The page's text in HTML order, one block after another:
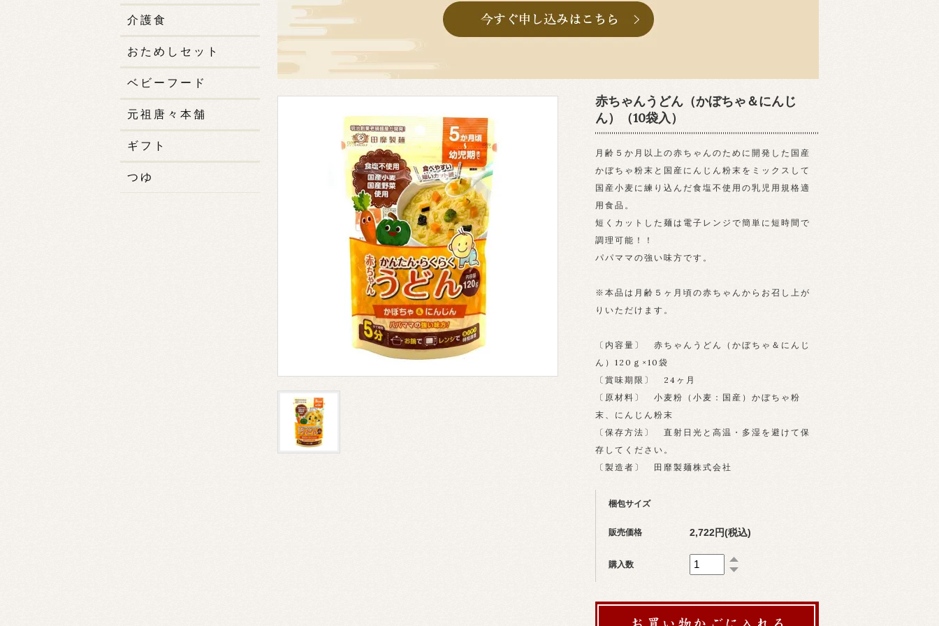
赤ちゃんうどん（かぼちゃ＆にんじ
ん）（10袋入）
月齢５か月以上の赤ちゃんのために開発した国産
かぼちゃ粉末と国産にんじん粉末をミックスして
国産小麦に練り込んだ食塩不使用の乳児用規格適
用食品。
短くカットした麺は電子レンジで簡単に短時間で
調理可能！！
パパママの強い味方です。
※本品は月齢５ヶ月頃の赤ちゃんからお召し上が
りいただけます。
〔内容量〕 赤ちゃんうどん（かぼちゃ＆にんじ
ん）120ｇ×10袋
〔賞味期限〕 24ヶ月
〔原材料〕 小麦粉（小麦：国産）かぼちゃ粉
末、にんじん粉末
〔保存方法〕 直射日光と高温・多湿を避けて保
存してください。
〔製造者〕 田靡製麺株式会社
梱包サイズ
販売価格 2,722円(税込)
購入数
介護食
おためしセット
ベビーフード
元祖唐々本舗
ギフト
つゆ